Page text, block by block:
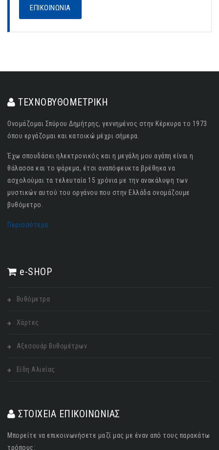
ΕΠΙΚΟΙΝΩΝΙΑ
ΤΕΧΝΟΒΥΘΟΜΕΤΡΙΚΗ
Ονομάζομαι Σπύρου Δημήτρης, γεννημένος στην Κέρκυρα το 1973
όπου εργάζομαι και κατοικώ μέχρι σήμερα.
Έχω σπουδάσει ηλεκτρονικός και η μεγάλη μου αγάπη είναι η
θάλασσα και το ψάρεμα, έτσι αναπόφευκτα βρέθηκα να
ασχολούμαι τα τελευταία 15 χρόνια με την ανακάλυψη των
μυστικών αυτού του οργάνου που στην Ελλάδα ονομάζουμε
βυθόμετρο.
Περισσότερα..
e-SHOP
Βυθόμετρα
Χάρτες
Αξεσουάρ Βυθομέτρων
Είδη Αλιείας
ΣΤΟΙΧΕΙΑ ΕΠΙΚΟΙΝΩΝΙΑΣ
Μπορείτε να επικοινωνήσετε μαζί μας με έναν από τους παρακάτω
τρόπους: